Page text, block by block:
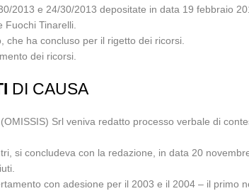
2013 e 24/30/2013 depositate in data 19 febbraio
Tinarelli.
ha concluso per il rigetto dei ricorsi.
dei ricorsi.
DI CAUSA
Srl veniva redatto processo verbale di
si concludeva con la redazione, in data 20
con adesione per il 2003 e il 2004 – il primo